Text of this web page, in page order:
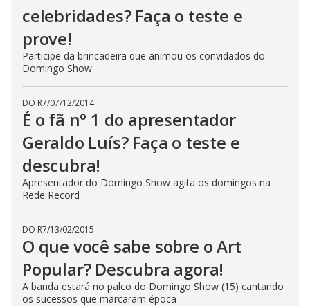
celebridades? Faça o teste e
prove!
Participe da brincadeira que animou os convidados do
Domingo Show
DO R7/07/12/2014
É o fã nº 1 do apresentador
Geraldo Luís? Faça o teste e
descubra!
Apresentador do Domingo Show agita os domingos na
Rede Record
DO R7/13/02/2015
O que você sabe sobre o Art
Popular? Descubra agora!
A banda estará no palco do Domingo Show (15) cantando
os sucessos que marcaram época